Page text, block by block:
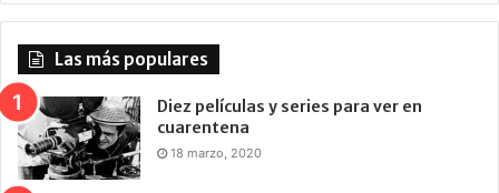
Las más populares
Diez películas y series para ver en
cuarentena
18 marzo, 2020